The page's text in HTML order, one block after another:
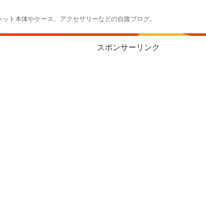
ト本体やケース、アクセサリーなどの自腹ブログ。
スポンサーリンク